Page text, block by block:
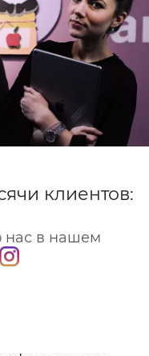
клиентов:
нас в нашем